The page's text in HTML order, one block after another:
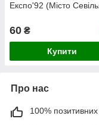
Експо'92 (Місто
60 ₴
Купити
Про нас
100% позитивних